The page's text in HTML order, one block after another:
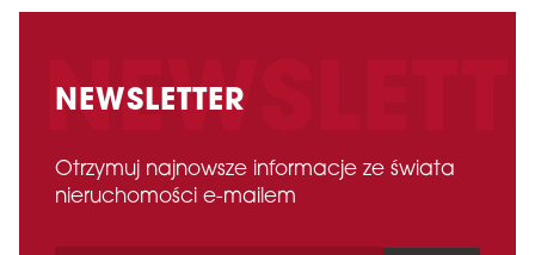
NEWSLETTER
Otrzymuj najnowsze informacje ze świata
nieruchomości e-mailem